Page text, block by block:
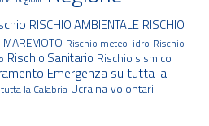
RISCHIO AMBIENTALE RISCHIO
MAREMOTO Rischio meteo-idro Rischio
Rischio Sanitario Rischio sismico
Emergenza su tutta la
tutta la Calabria Ucrainavolontari